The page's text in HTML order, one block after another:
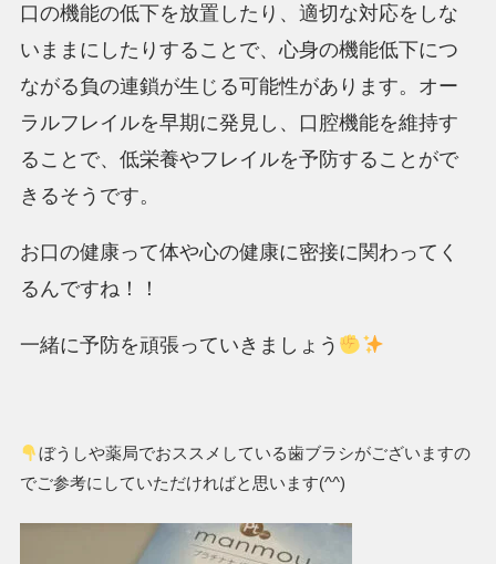
口の機能の低下を放置したり、適切な対応をしな
いままにしたりすることで、心身の機能低下につ
ながる負の連鎖が生じる可能性があります。 オー
ラルフレイルを早期に発見し、口腔機能を維持す
ることで、低栄養やフレイルを予防することがで
きるそうです。
お口の健康って体や心の健康に密接に関わってく
るんですね！！
一緒に予防を頑張っていきましょう
ぼうしや薬局でおススメしている歯ブラシがございますの
でご参考にしていただければと思います(^^)